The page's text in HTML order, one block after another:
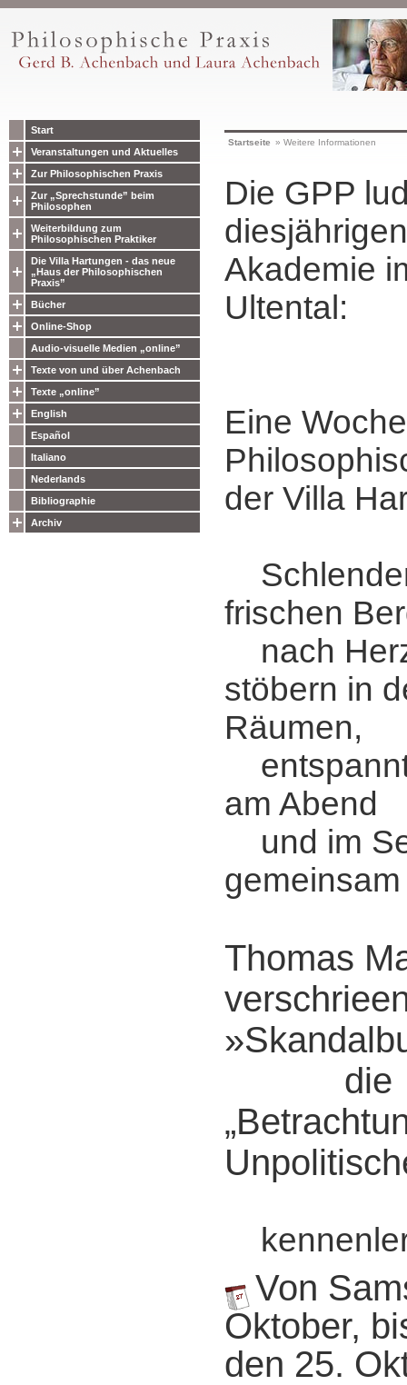
Start
Veranstaltungen und Aktuelles
Zur Philosophischen Praxis
Zur „Sprechstunde” beim
Philosophen
Weiterbildung zum
Philosophischen Praktiker
Die Villa Hartungen - das neue
„Haus der Philosophischen
Praxis”
Bücher
Online-Shop
Audio-visuelle Medien „online”
Texte von und über Achenbach
Texte „online”
English
Español
Italiano
Nederlands
Bibliographie
Archiv
Startseite » Weitere Informationen
Die GPP
Akademie
Ultental:
Eine
der Villa
frischen
nach
stöbern in
Räumen,
am Abend
und im
Thomas
die
Von
Oktober,
den 25.